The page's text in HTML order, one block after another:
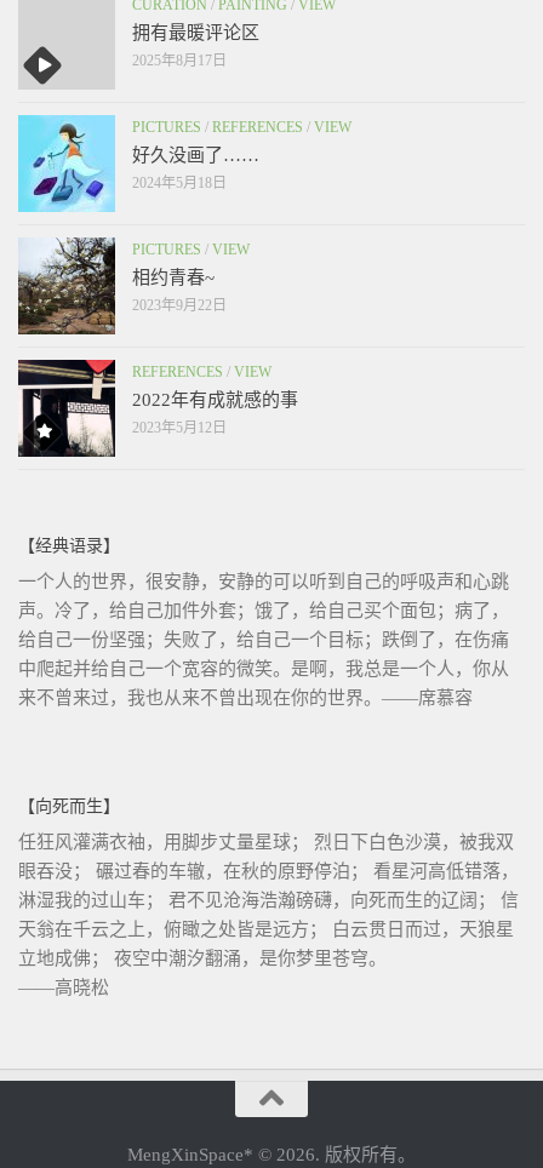
CURATION / PAINTING / VIEW
拥有最暖评论区
2025年8月17日
PICTURES / REFERENCES / VIEW
好久没画了……
2024年5月18日
PICTURES / VIEW
相约青春~
2023年9月22日
REFERENCES / VIEW
2022年有成就感的事
2023年5月12日
【经典语录】
一个人的世界，很安静，安静的可以听到自己的呼吸声和心跳
声。冷了，给自己加件外套；饿了，给自己买个面包；病了，
给自己一份坚强；失败了，给自己一个目标；跌倒了，在伤痛
中爬起并给自己一个宽容的微笑。是啊，我总是一个人，你从
来不曾来过，我也从来不曾出现在你的世界。——席慕容
【向死而生】
任狂风灌满衣袖，用脚步丈量星球； 烈日下白色沙漠，被我双
眼吞没； 碾过春的车辙，在秋的原野停泊； 看星河高低错落，
淋湿我的过山车； 君不见沧海浩瀚磅礴，向死而生的辽阔； 信
天翁在千云之上，俯瞰之处皆是远方； 白云贯日而过，天狼星
立地成佛； 夜空中潮汐翻涌，是你梦里苍穹。
——高晓松
MengXinSpace* © 2026. 版权所有。